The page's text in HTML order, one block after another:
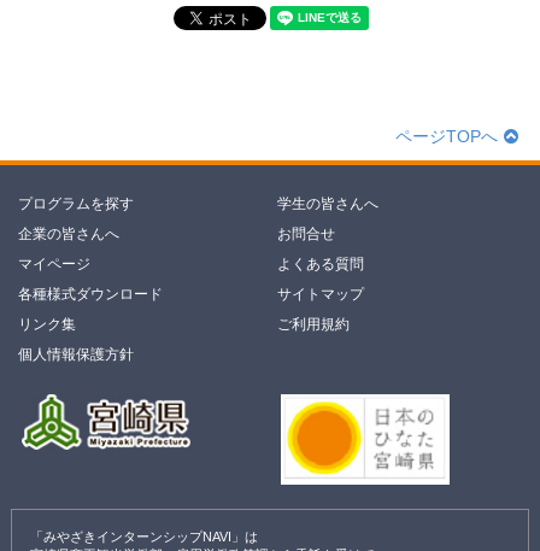
ページTOPへ
プログラムを探す
学生の皆さんへ
企業の皆さんへ
お問合せ
マイページ
よくある質問
各種様式ダウンロード
サイトマップ
リンク集
ご利用規約
個人情報保護方針
「みやざきインターンシップNAVI」は